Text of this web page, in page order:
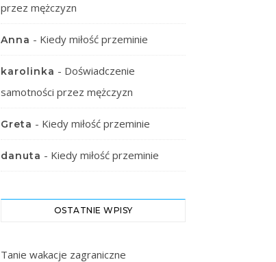
przez mężczyzn
Anna - Kiedy miłość przeminie
karolinka - Doświadczenie
samotności przez mężczyzn
Greta - Kiedy miłość przeminie
danuta - Kiedy miłość przeminie
OSTATNIE WPISY
Tanie wakacje zagraniczne